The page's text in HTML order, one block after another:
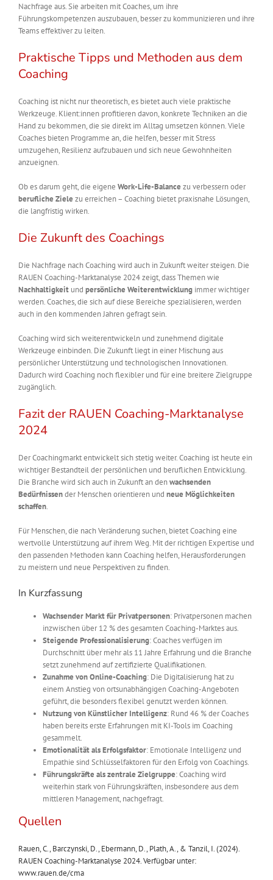
Nachfrage aus. Sie arbeiten mit Coaches, um ihre
Führungskompetenzen auszubauen, besser zu kommunizieren und ihre
Teams effektiver zu leiten.
Praktische Tipps und Methoden aus dem
Coaching
Coaching ist nicht nur theoretisch, es bietet auch viele praktische
Werkzeuge. Klient:innen profitieren davon, konkrete Techniken an die
Hand zu bekommen, die sie direkt im Alltag umsetzen können. Viele
Coaches bieten Programme an, die helfen, besser mit Stress
umzugehen, Resilienz aufzubauen und sich neue Gewohnheiten
anzueignen.
Ob es darum geht, die eigene Work-Life-Balance zu verbessern oder
berufliche Ziele zu erreichen – Coaching bietet praxisnahe Lösungen,
die langfristig wirken.
Die Zukunft des Coachings
Die Nachfrage nach Coaching wird auch in Zukunft weiter steigen. Die
RAUEN Coaching-Marktanalyse 2024 zeigt, dass Themen wie
Nachhaltigkeitund persönliche Weiterentwicklungimmer wichtiger
werden. Coaches, die sich auf diese Bereiche spezialisieren, werden
auch in den kommenden Jahren gefragt sein.
Coaching wird sich weiterentwickeln und zunehmend digitale
Werkzeuge einbinden. Die Zukunft liegt in einer Mischung aus
persönlicher Unterstützung und technologischen Innovationen.
Dadurch wird Coaching noch flexibler und für eine breitere Zielgruppe
zugänglich.
Fazit der RAUEN Coaching-Marktanalyse
2024
Der Coachingmarkt entwickelt sich stetig weiter. Coaching ist heute ein
wichtiger Bestandteil der persönlichen und beruflichen Entwicklung.
Die Branche wird sich auch in Zukunft an denwachsenden
Bedürfnissender Menschen orientieren und neue Möglichkeiten
schaffen.
Für Menschen, die nach Veränderung suchen, bietet Coaching eine
wertvolle Unterstützung auf ihrem Weg. Mit der richtigen Expertise und
den passenden Methoden kann Coaching helfen, Herausforderungen
zu meistern und neue Perspektiven zu finden.
In Kurzfassung
Wachsender Markt für Privatpersonen: Privatpersonen machen
inzwischen über 12 % des gesamten Coaching-Marktes aus.
Steigende Professionalisierung: Coaches verfügen im
Durchschnitt über mehr als 11 Jahre Erfahrung und die Branche
setzt zunehmend auf zertifizierte Qualifikationen.
Zunahme von Online-Coaching: Die Digitalisierung hat zu
einem Anstieg von ortsunabhängigen Coaching-Angeboten
geführt, die besonders flexibel genutzt werden können.
Nutzung von Künstlicher Intelligenz: Rund 46 % der Coaches
haben bereits erste Erfahrungen mit KI-Tools im Coaching
gesammelt.
Emotionalität als Erfolgsfaktor: Emotionale Intelligenz und
Empathie sind Schlüsselfaktoren für den Erfolg von Coachings.
Führungskräfte als zentrale Zielgruppe: Coaching wird
weiterhin stark von Führungskräften, insbesondere aus dem
mittleren Management, nachgefragt.
Quellen
Rauen, C., Barczynski, D., Ebermann, D., Plath, A., & Tanzil, I. (2024).
RAUEN Coaching-Marktanalyse 2024. Verfügbar unter:
www.rauen.de/cma